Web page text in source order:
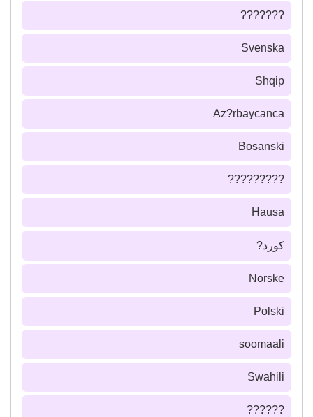
???????
Svenska
Shqip
Az?rbaycanca
Bosanski
?????????
Hausa
كورد?
Norske
Polski
soomaali
Swahili
??????